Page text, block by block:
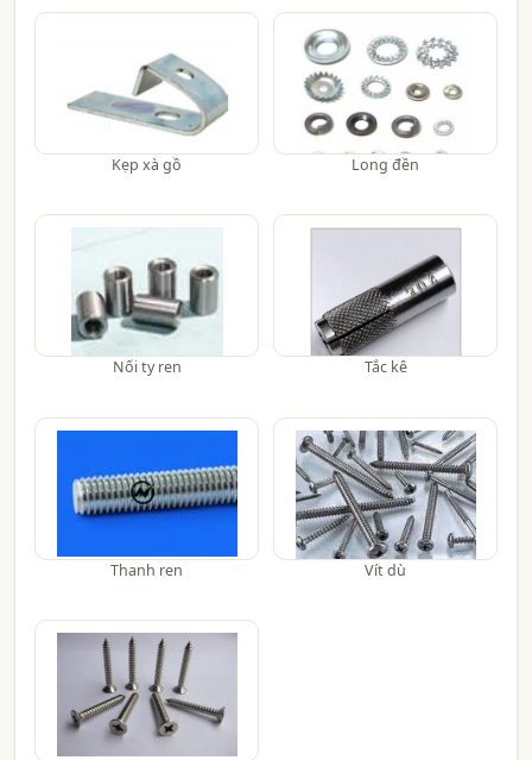
Kẹp xà gồ Long đền
Nối ty ren Tắc kê
Thanh ren Vít dù